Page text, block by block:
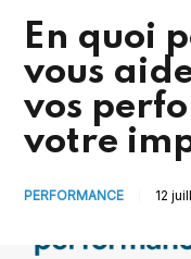
En quoi
vous
vos
votre
PERFORMANCE 12